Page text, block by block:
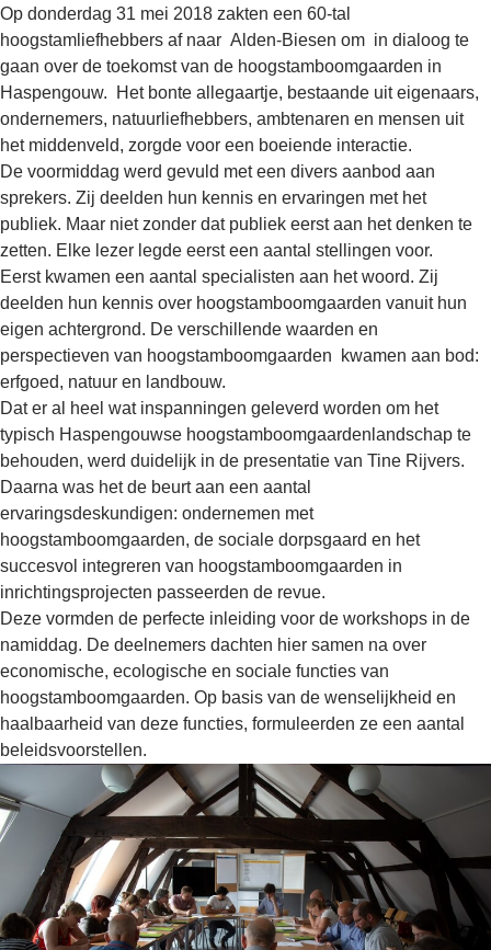
Op donderdag 31 mei 2018 zakten een 60-tal
hoogstamliefhebbers af naar Alden-Biesen om in dialoog te
gaan over de toekomst van de hoogstamboomgaarden in
Haspengouw. Het bonte allegaartje, bestaande uit eigenaars,
ondernemers, natuurliefhebbers, ambtenaren en mensen uit
het middenveld, zorgde voor een boeiende interactie.
De voormiddag werd gevuld met een divers aanbod aan
sprekers. Zij deelden hun kennis en ervaringen met het
publiek. Maar niet zonder dat publiek eerst aan het denken te
zetten. Elke lezer legde eerst een aantal stellingen voor.
Eerst kwamen een aantal specialisten aan het woord. Zij
deelden hun kennis over hoogstamboomgaarden vanuit hun
eigen achtergrond. De verschillende waarden en
perspectieven van hoogstamboomgaarden kwamen aan bod:
erfgoed, natuur en landbouw.
Dat er al heel wat inspanningen geleverd worden om het
typisch Haspengouwse hoogstamboomgaardenlandschap te
behouden, werd duidelijk in de presentatie van Tine Rijvers.
Daarna was het de beurt aan een aantal
ervaringsdeskundigen: ondernemen met
hoogstamboomgaarden, de sociale dorpsgaard en het
succesvol integreren van hoogstamboomgaarden in
inrichtingsprojecten passeerden de revue.
Deze vormden de perfecte inleiding voor de workshops in de
namiddag. De deelnemers dachten hier samen na over
economische, ecologische en sociale functies van
hoogstamboomgaarden. Op basis van de wenselijkheid en
haalbaarheid van deze functies, formuleerden ze een aantal
beleidsvoorstellen.